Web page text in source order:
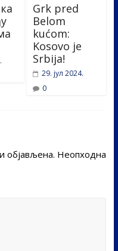
Grk pred
Belom
kućom:
Kosovo je
Srbija!
29. јул 2024.
0
објављена. Неопходна